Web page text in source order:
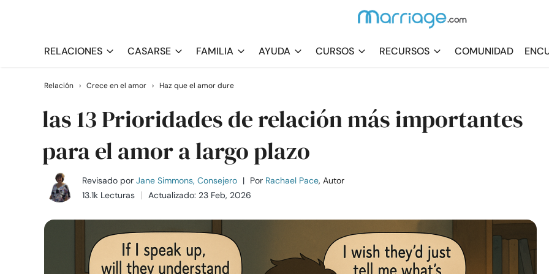
RELACIONES CASARSE FAMILIA AYUDA CURSOS RECURSOS COMUNIDAD
Relación › Crece en el amor › Haz que el amor dure
las 13 Prioridades de relación más importantes
para el amor a largo plazo
Revisado por Jane Simmons, Consejero | Por Rachael Pace, Autor
13.1k Lecturas
Actualizado: 23 Feb, 2026